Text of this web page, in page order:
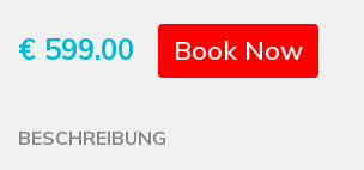
€ 599.00 Book Now
BESCHREIBUNG